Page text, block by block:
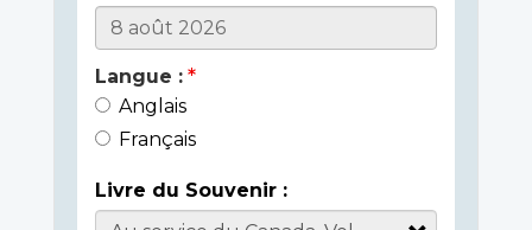
Langue :
Anglais
Français
Livre du Souvenir :